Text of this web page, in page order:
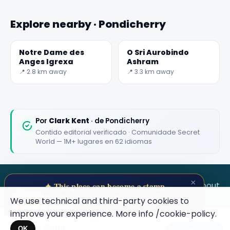
Explore nearby · Pondicherry
Notre Dame des
Anges Igrexa
📍 2.8 km away
O Sri Aurobindo
Ashram
📍 3.3 km away
Por Clark Kent · de Pondicherry
Contido editorial verificado · Comunidade Secret
World — 1M+ lugares en 62 idiomas
SECRET WORLD TermsPrivacyAbout
We use technical and third-party cookies to
improve your experience. More info /cookie-policy.
Secret World
×
✦ This place can become a stamp
Collect secret places in your Secret